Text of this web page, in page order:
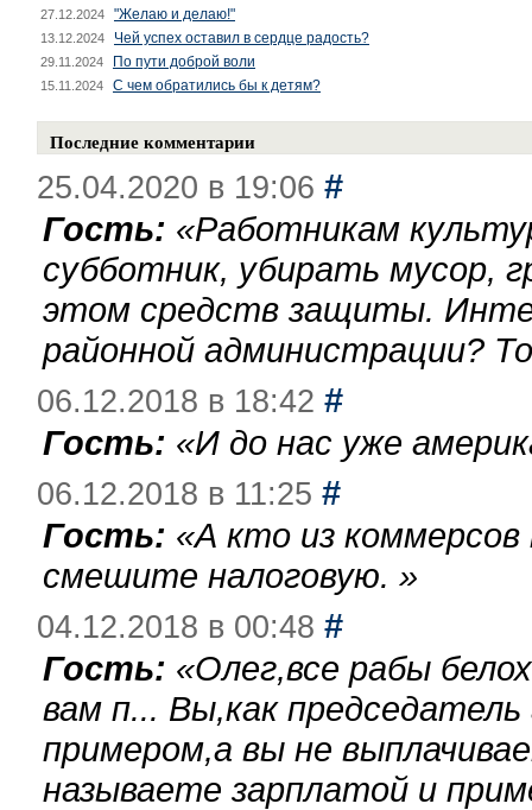
27.12.2024 "Желаю и делаю!"
13.12.2024 Чей успех оставил в сердце радость?
29.11.2024 По пути доброй воли
15.11.2024 С чем обратились бы к детям?
Последние комментарии
25.04.2020 в 19:06 #
Гость: «Работникам
субботник, убирать мусор,
этом средств защиты.
районной администрации?
06.12.2018 в 18:42 #
Гость: «И до нас уже
06.12.2018 в 11:25 #
Гость: «А кто из
смешите налоговую. »
04.12.2018 в 00:48 #
Гость: «Олег,все рабы
вам п... Вы,как
примером,а вы не
называете зарплатой и